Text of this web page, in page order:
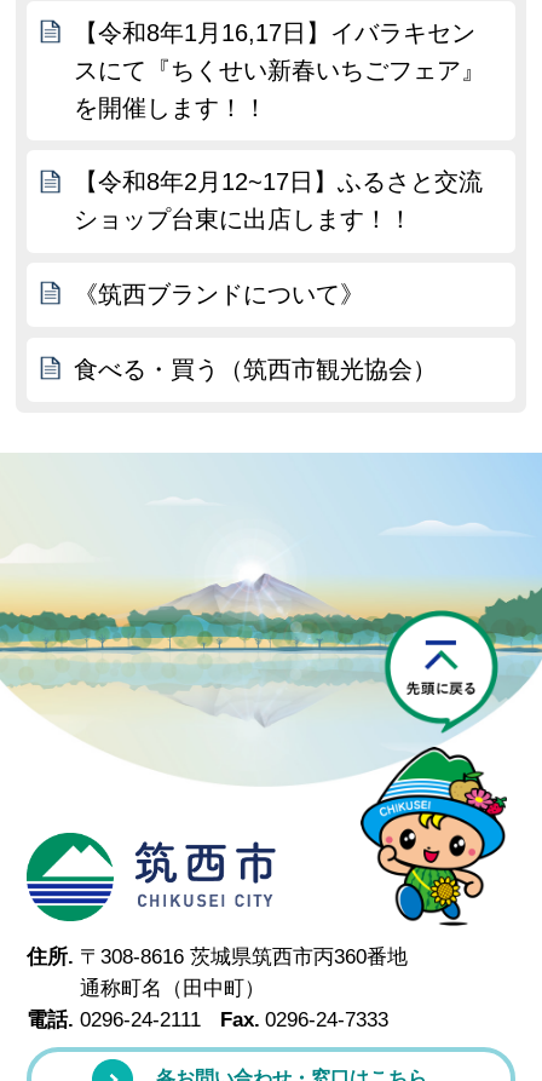
【令和8年1月16,17日】イバラキセン
スにて『ちくせい新春いちごフェア』
を開催します！！
【令和8年2月12~17日】ふるさと交流
ショップ台東に出店します！！
《筑西ブランドについて》
食べる・買う（筑西市観光協会）
筑西市
住所. 〒308-8616 茨城県筑西市丙360番地
通称町名（田中町）
電話. 0296-24-2111 Fax. 0296-24-7333